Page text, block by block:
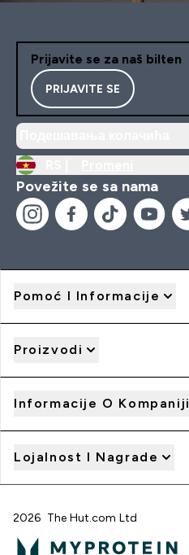
Prijavite se za naš bilten
PRIJAVITE SE
Povežite se sa nama
Pomoć I Informacije
Proizvodi
Informacije O Kompaniji
Lojalnost I Nagrade
2026 The Hut.com Ltd